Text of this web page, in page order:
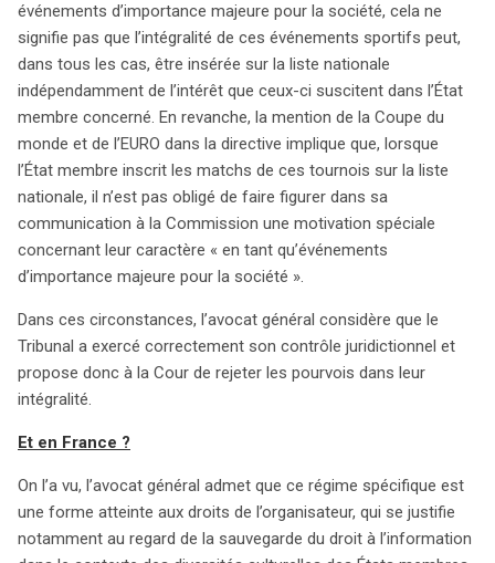
événements d’importance majeure pour la société, cela ne
signifie pas que l’intégralité de ces événements sportifs peut,
dans tous les cas, être insérée sur la liste nationale
indépendamment de l’intérêt que ceux-ci suscitent dans l’État
membre concerné. En revanche, la mention de la Coupe du
monde et de l’EURO dans la directive implique que, lorsque
l’État membre inscrit les matchs de ces tournois sur la liste
nationale, il n’est pas obligé de faire figurer dans sa
communication à la Commission une motivation spéciale
concernant leur caractère « en tant qu’événements
d’importance majeure pour la société ».
Dans ces circonstances, l’avocat général considère que le
Tribunal a exercé correctement son contrôle juridictionnel et
propose donc à la Cour de rejeter les pourvois dans leur
intégralité.
Et en France ?
On l’a vu, l’avocat général admet que ce régime spécifique est
une forme atteinte aux droits de l’organisateur, qui se justifie
notamment au regard de la sauvegarde du droit à l’information
search